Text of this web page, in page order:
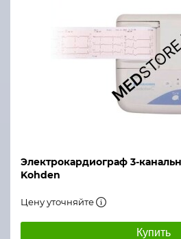
Электрокардиограф 3-
Kohden
Цену уточняйте
Купить